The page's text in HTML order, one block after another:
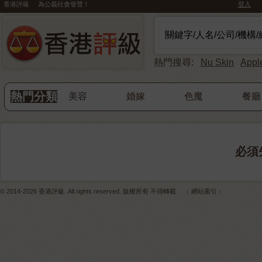
香港評級 為公義社會發聲！ 登入
熱門搜尋: Nu Skin
熱門分類 美容 婚嫁 色魔 餐廳
必
© 2014-2026 香港評級. All rights reserved. 版權所有 不得轉載 ﹝網站索引﹞